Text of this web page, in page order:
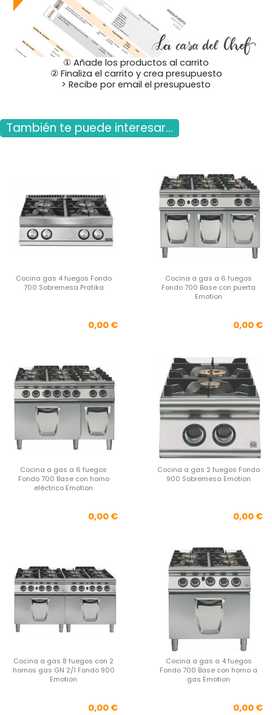
① Añade los productos al carrito
② Finaliza el carrito y crea presupuesto
> Recibe por email el presupuesto
También te puede interesar...
Cocina gas 4 fuegos Fondo
700 Sobremesa Pratika
Precio
0,00 €
Cocina a gas a 6 fuegos
Fondo 700 Base con puerta
Emotion
0,00 €
Cocina a gas a 6 fuegos
Fondo 700 Base con horno
eléctrico Emotion
Precio
0,00 €
Cocina a gas 2 fuegos Fondo
900 Sobremesa Emotion
0,00 €
Cocina a gas 8 fuegos con 2
hornos gas GN 2/1 Fondo 900
Emotion
Precio
0,00 €
Cocina a gas a 4 fuegos
Fondo 700 Base con horno a
gas Emotion
0,00 €